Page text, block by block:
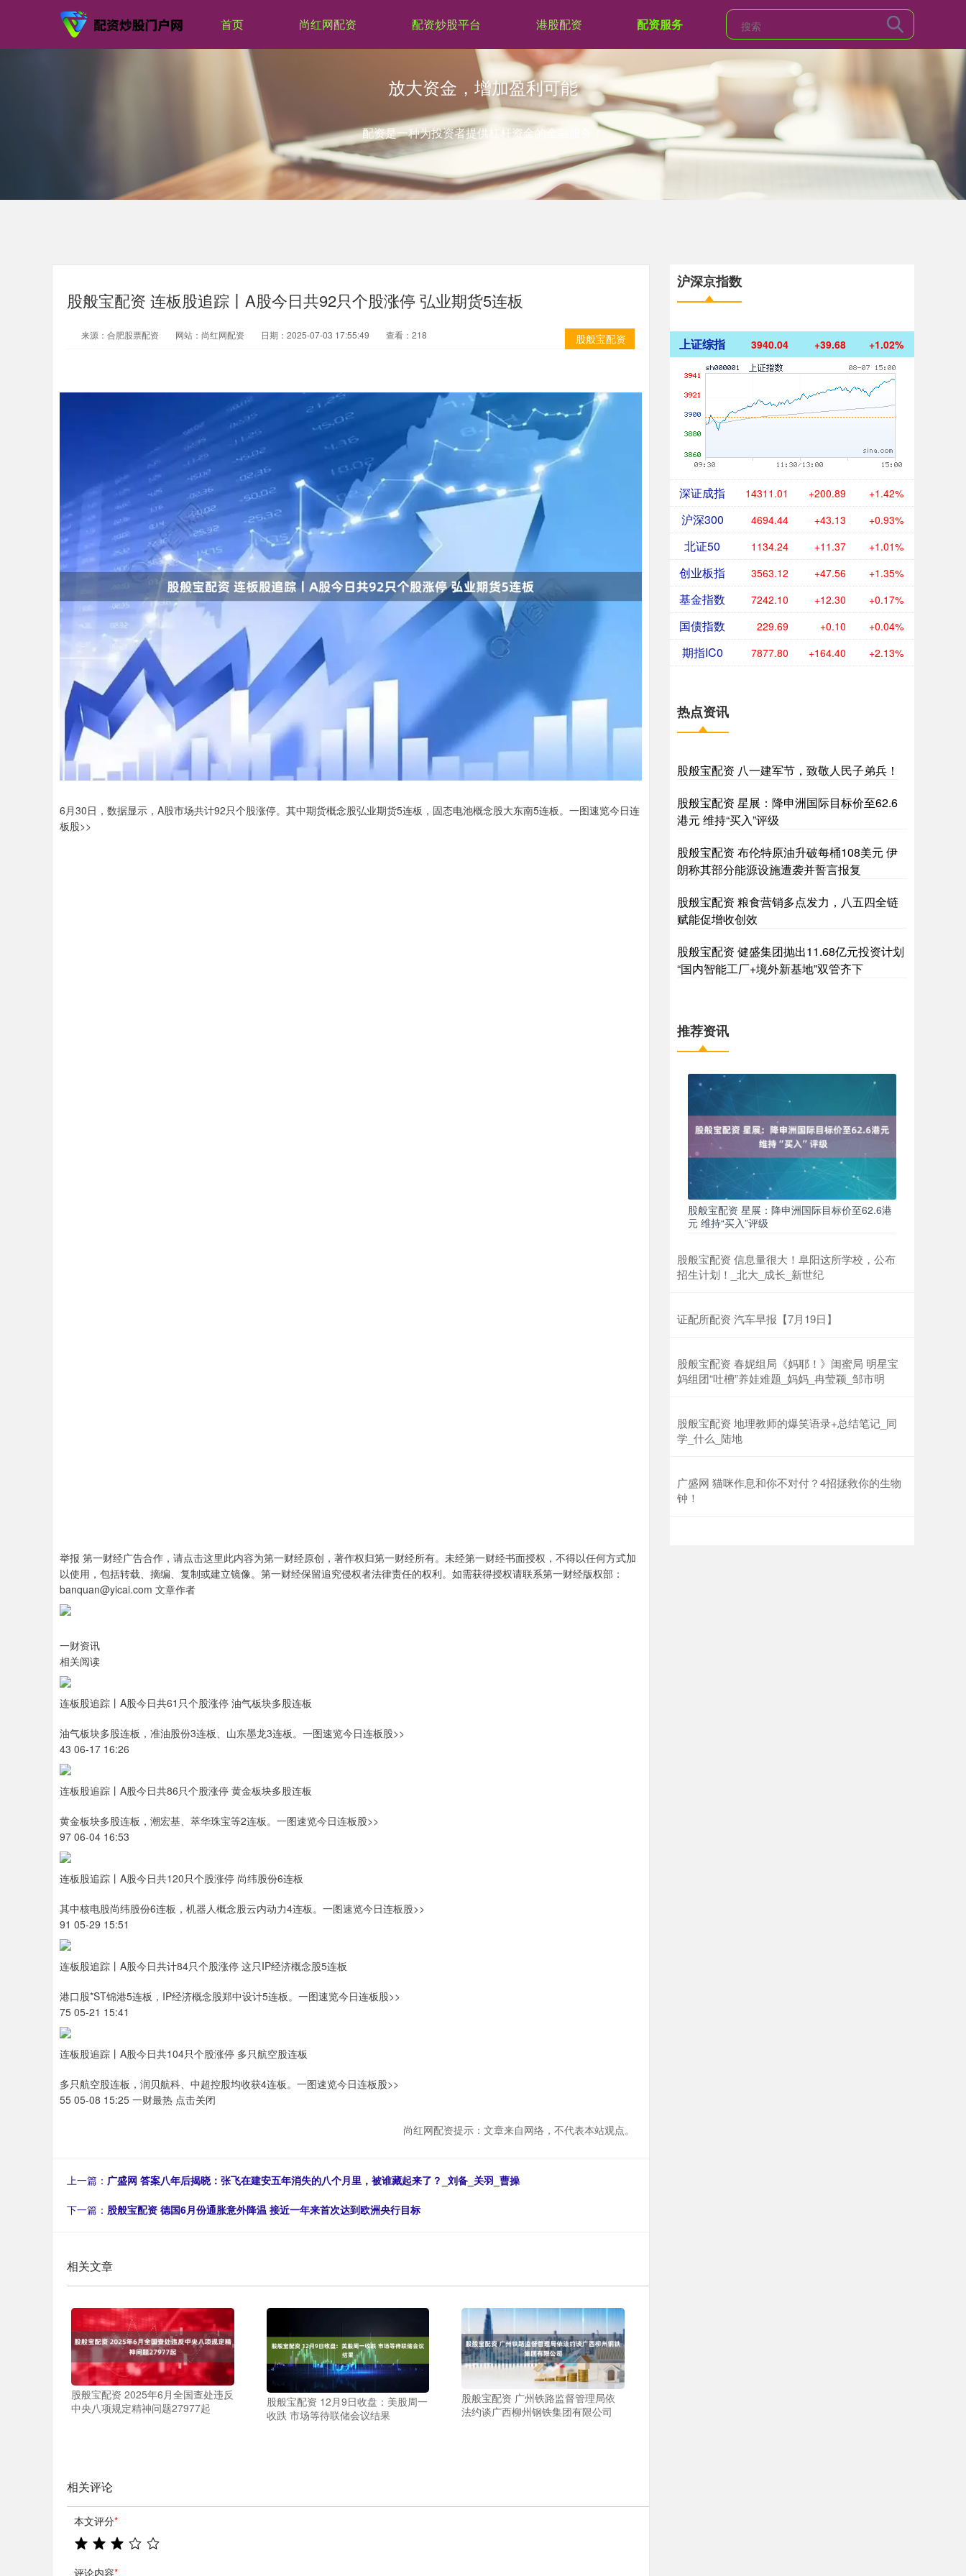
首页 尚红网配资 配资炒股平台 港股配资 配资服务
放大资金，增加盈利可能
配资是一种为投资者提供杠杆资金的金融服务！
股般宝配资 连板股追踪丨A股今日共92只个股涨停 弘业期货5连板
股般宝配资
来源：合肥股票配资 网站：尚红网配资 日期：2025-07-03 17:55:49 查看：218
6月30日，数据显示，A股市场共计92只个股涨停。其中期货概念股弘业期货5连板，固态电池概念股大东南5连板。一图速览今日连
板股>>
举报 第一财经广告合作，请点击这里此内容为第一财经原创，著作权归第一财经所有。未经第一财经书面授权，不得以任何方式加
以使用，包括转载、摘编、复制或建立镜像。第一财经保留追究侵权者法律责任的权利。如需获得授权请联系第一财经版权部：
banquan@yicai.com 文章作者
一财资讯
相关阅读
连板股追踪丨A股今日共61只个股涨停 油气板块多股连板
油气板块多股连板，准油股份3连板、山东墨龙3连板。一图速览今日连板股>>
43 06-17 16:26
连板股追踪丨A股今日共86只个股涨停 黄金板块多股连板
黄金板块多股连板，潮宏基、萃华珠宝等2连板。一图速览今日连板股>>
97 06-04 16:53
连板股追踪丨A股今日共120只个股涨停 尚纬股份6连板
其中核电股尚纬股份6连板，机器人概念股云内动力4连板。一图速览今日连板股>>
91 05-29 15:51
连板股追踪丨A股今日共计84只个股涨停 这只IP经济概念股5连板
港口股*ST锦港5连板，IP经济概念股郑中设计5连板。一图速览今日连板股>>
75 05-21 15:41
连板股追踪丨A股今日共104只个股涨停 多只航空股连板
多只航空股连板，润贝航科、中超控股均收获4连板。一图速览今日连板股>>
55 05-08 15:25 一财最热 点击关闭
尚红网配资提示：文章来自网络，不代表本站观点。
上一篇： 广盛网 答案八年后揭晓：张飞在建安五年消失的八个月里，被谁藏起来了？_刘备_关羽_曹操
下一篇： 股般宝配资 德国6月份通胀意外降温 接近一年来首次达到欧洲央行目标
相关文章
股般宝配资 2025年6月全国查处违反
中央八项规定精神问题27977起
股般宝配资 12月9日收盘：美股周一
收跌 市场等待联储会议结果
股般宝配资 广州铁路监督管理局依
法约谈广西柳州钢铁集团有限公司
相关评论
本文评分*
评论内容*
沪深京指数
上证综指 3940.04 +39.68 +1.02%
深证成指 14311.01 +200.89 +1.42%
沪深300 4694.44 +43.13 +0.93%
北证50 1134.24 +11.37 +1.01%
创业板指 3563.12 +47.56 +1.35%
基金指数 7242.10 +12.30 +0.17%
国债指数 229.69 +0.10 +0.04%
期指IC0 7877.80 +164.40 +2.13%
热点资讯
股般宝配资 八一建军节，致敬人民子弟兵！
股般宝配资 星展：降申洲国际目标价至62.6
港元 维持“买入”评级
股般宝配资 布伦特原油升破每桶108美元 伊
朗称其部分能源设施遭袭并誓言报复
股般宝配资 粮食营销多点发力，八五四全链
赋能促增收创效
股般宝配资 健盛集团抛出11.68亿元投资计划
“国内智能工厂+境外新基地”双管齐下
推荐资讯
股般宝配资 星展：降申洲国际目标价至62.6港
元 维持“买入”评级
股般宝配资 信息量很大！阜阳这所学校，公布
招生计划！_北大_成长_新世纪
证配所配资 汽车早报【7月19日】
股般宝配资 春妮组局《妈耶！》闺蜜局 明星宝
妈组团“吐槽”养娃难题_妈妈_冉莹颖_邹市明
股般宝配资 地理教师的爆笑语录+总结笔记_同
学_什么_陆地
广盛网 猫咪作息和你不对付？4招拯救你的生物
钟！